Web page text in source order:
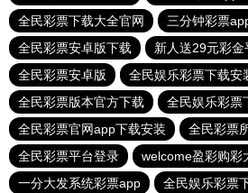
全民彩票下载大全官网
三分钟彩票
全民彩票安卓版下载
新人送29元彩金
全民彩票安卓版
全民娱乐彩票下载安
全民彩票版本官方下载
全民娱乐彩票
全民彩票官网app下载安装
全民彩票
全民彩票平台登录
welcome盈彩购彩
一分大发系统彩票app
全民娱乐彩票